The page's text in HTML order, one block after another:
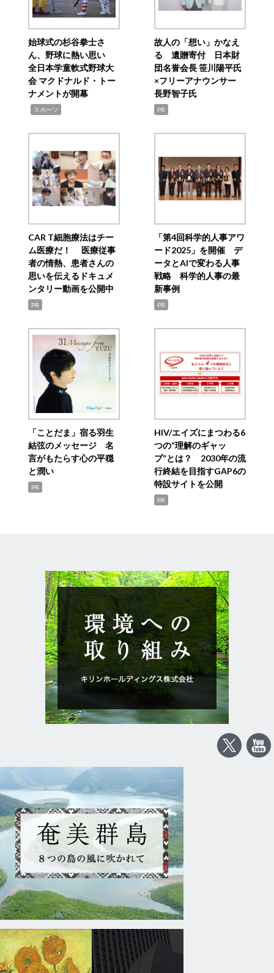
始球式の杉谷拳士さ
ん、野球に熱い思い
全日本学童軟式野球大
会 マクドナルド・トー
ナメントが開幕
スポーツ
故人の「想い」かなえ
る 遺贈寄付 日本財
団名誉会長 笹川陽平氏
×フリーアナウンサー
長野智子氏
PR
CAR T細胞療法はチー
ム医療だ！ 医療従事
者の情熱、患者さんの
思いを伝えるドキュメ
ンタリー動画を公開中
PR
「第4回科学的人事アワ
ード2025」を開催 デ
ータとAIで変わる人事
戦略 科学的人事の最
新事例
PR
「ことだま」宿る羽生
結弦のメッセージ 名
言がもたらす心の平穏
と潤い
PR
HIV/エイズにまつわる6
つの“理解のギャッ
プ”とは？ 2030年の流
行終結を目指すGAP6の
特設サイトを公開
PR